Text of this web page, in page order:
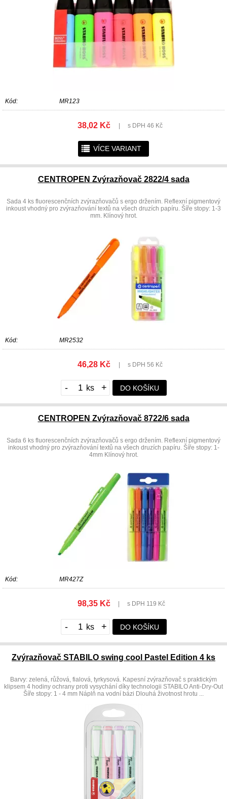
Kód: MR123
38,02 Kč s DPH 46 Kč
r VÍCE VARIANT
CENTROPEN Zvýrazňovač 2822/4 sada
Sada 4 ks fluorescenčních zvýrazňovačů s ergo držením. Reflexní pigmentový
inkoust vhodný pro zvýrazňování textů na všech druzích papíru. Šíře stopy: 1-3
mm. Klínový hrot.
Kód: MR2532
46,28 Kč s DPH 56 Kč
- + DO KOŠÍKU
CENTROPEN Zvýrazňovač 8722/6 sada
Sada 6 ks fluorescenčních zvýrazňovačů s ergo držením. Reflexní pigmentový
inkoust vhodný pro zvýrazňování textů na všech druzích papíru. Šíře stopy: 1-
4mm Klínový hrot.
Kód: MR427Z
98,35 Kč s DPH 119 Kč
- + DO KOŠÍKU
Zvýrazňovač STABILO swing cool Pastel Edition 4 ks
Barvy: zelená, růžová, fialová, tyrkysová. Kapesní zvýrazňovač s praktickým
klipsem 4 hodiny ochrany proti vysychání díky technologii STABILO Anti-Dry-Out
Šíře stopy: 1 - 4 mm Náplň na vodní bázi Dlouhá životnost hrotu ...